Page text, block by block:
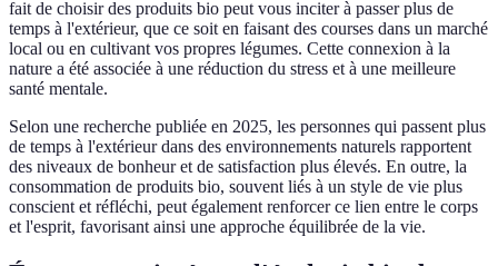
fait de choisir des produits bio peut vous inciter à passer plus de
temps à l'extérieur, que ce soit en faisant des courses dans un marché
local ou en cultivant vos propres légumes. Cette connexion à la
nature a été associée à une réduction du stress et à une meilleure
santé mentale.
Selon une recherche publiée en 2025, les personnes qui passent plus
de temps à l'extérieur dans des environnements naturels rapportent
des niveaux de bonheur et de satisfaction plus élevés. En outre, la
consommation de produits bio, souvent liés à un style de vie plus
conscient et réfléchi, peut également renforcer ce lien entre le corps
et l'esprit, favorisant ainsi une approche équilibrée de la vie.